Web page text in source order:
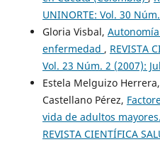
UNINORTE: Vol. 30
Gloria Visbal,
enfermedad , REVISTA
Vol. 23 Núm. 2 (2007):
Estela Melguizo
Castellano Pérez,
vida de adultos
REVISTA CIENTÍFICA